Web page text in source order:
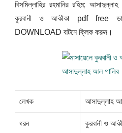
বিসমিল্লাহির রহমানির রহিম;
কুরবানী ও আকীকা pdf free
DOWNLOAD বাটনে ক্লিক করুন।
লেখক আসাদুল্লাহ
ধরন কুরবানী ও